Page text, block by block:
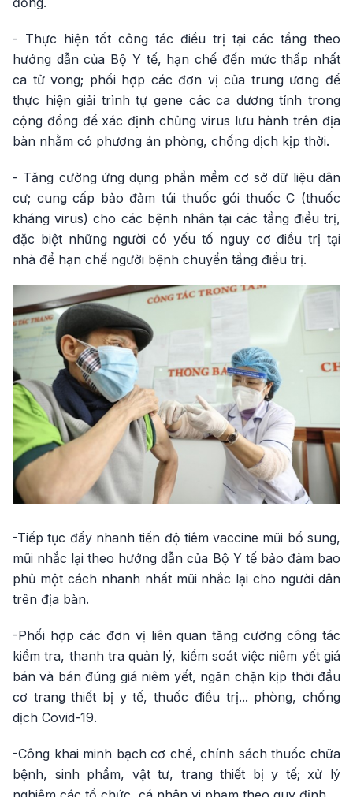
- Thực hiện tốt công tác điều trị tại các tầng theo
hướng dẫn của Bộ Y tế, hạn chế đến mức thấp nhất
ca tử vong; phối hợp các đơn vị của trung ương để
thực hiện giải trình tự gene các ca dương tính trong
cộng đồng để xác định chủng virus lưu hành trên địa
bàn nhằm có phương án phòng, chống dịch kịp thời.
- Tăng cường ứng dụng phần mềm cơ sở dữ liệu dân
cư; cung cấp bảo đảm túi thuốc gói thuốc C (thuốc
kháng virus) cho các bệnh nhân tại các tầng điều trị,
đặc biệt những người có yếu tố nguy cơ điều trị tại
nhà để hạn chế người bệnh chuyển tầng điều trị.
-Tiếp tục đẩy nhanh tiến độ tiêm vaccine mũi bổ sung,
mũi nhắc lại theo hướng dẫn của Bộ Y tế bảo đảm bao
phủ một cách nhanh nhất mũi nhắc lại cho người dân
trên địa bàn.
-Phối hợp các đơn vị liên quan tăng cường công tác
kiểm tra, thanh tra quản lý, kiểm soát việc niêm yết giá
bán và bán đúng giá niêm yết, ngăn chặn kịp thời đầu
cơ trang thiết bị y tế, thuốc điều trị... phòng, chống
dịch Covid-19.
-Công khai minh bạch cơ chế, chính sách thuốc chữa
bệnh, sinh phẩm, vật tư, trang thiết bị y tế; xử lý